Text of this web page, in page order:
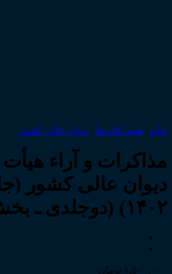
خانه / همه‌ـ‌کتاب‌ها / دیوان عالی کشور
مذاکرات و آراء
۱۴۰۲) (دوجلدی ـ بخش۱و۲)
۱,۵۰۰,۰۰۰ تومان